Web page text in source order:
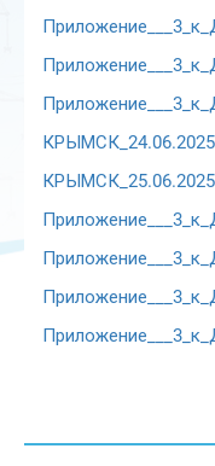
КРЫМСК_24.06.2025
КРЫМСК_25.06.2025